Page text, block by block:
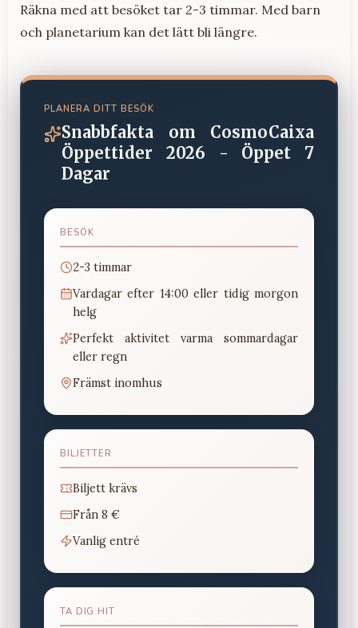
Räkna med att besöket tar 2-3 timmar. Med barn
och planetarium kan det lätt bli längre.
PLANERA DITT BESÖK
Snabbfakta om
CosmoCaixa
Öppettider 2026 - Öppet 7
Dagar
BESÖK
2-3 timmar
Vardagar efter 14:00 eller tidig morgon
helg
Perfekt aktivitet varma sommardagar
eller regn
Främst inomhus
BILJETTER
Biljett krävs
Från 8 €
Vanlig entré
TA DIG HIT